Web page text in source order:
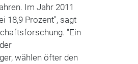
Im Jahr 2011
18,9 Prozent", sagt
"Ein
wählen öfter den